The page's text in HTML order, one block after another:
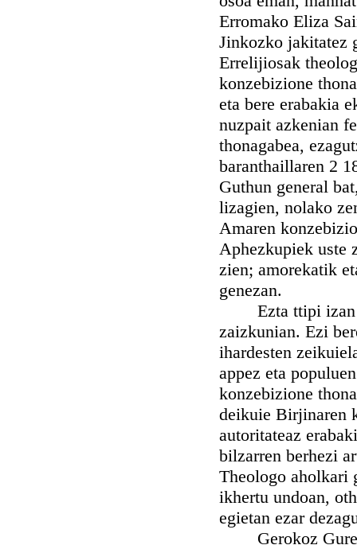
Erromako Eliza
Jinkozko jakitatez
Errelijiosak
konzebizione
eta bere erabakia
nuzpait azkenian
thonagabea,
baranthaillaren 2
Guthun general
lizagien, nolako
Amaren
Aphezkupiek uste
zien; amorekatik
genezan.
Ezta ttipi izan
zaizkunian. Ezi
ihardesten
appez eta
konzebizione
deikuie Birjinaren
autoritateaz
bilzarren berhezi
Theologo aholkari
ikhertu undoan,
egietan ezar
Gerokoz Gure